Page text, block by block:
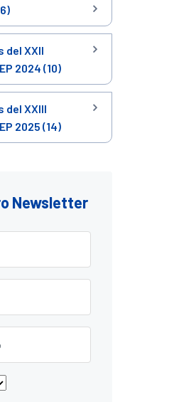
del XXII
2024 (10)
del XXIII
2025 (14)
Newsletter